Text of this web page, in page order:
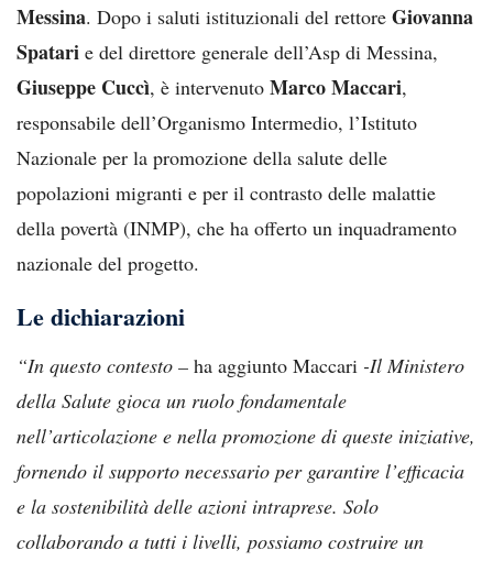
Messina. Dopo i saluti istituzionali del rettore Giovanna
Spatari e del direttore generale dell’Asp di Messina,
Giuseppe Cuccì, è intervenuto Marco Maccari,
responsabile dell’Organismo Intermedio, l’Istituto
Nazionale per la promozione della salute delle
popolazioni migranti e per il contrasto delle malattie
della povertà (INMP), che ha offerto un inquadramento
nazionale del progetto.
Le dichiarazioni
“In questo contesto – ha aggiunto Maccari -Il Ministero
della Salute gioca un ruolo fondamentale
nell’articolazione e nella promozione di queste iniziative,
fornendo il supporto necessario per garantire l’efficacia
e la sostenibilità delle azioni intraprese. Solo
collaborando a tutti i livelli, possiamo costruire un